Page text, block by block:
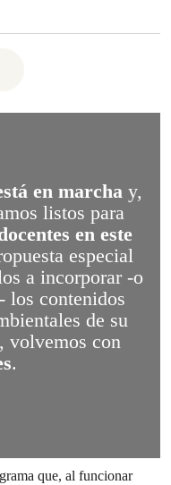
en marcha y,
listos para
en este
especial
a incorporar -o
los contenidos
de su
volvemos con
.
que, al funcionar